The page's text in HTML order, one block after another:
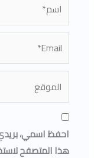
احفظ اسمي، بريدي
هذا المتصفح